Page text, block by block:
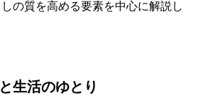
の質を高める要素を中心に解説し
生活のゆとり